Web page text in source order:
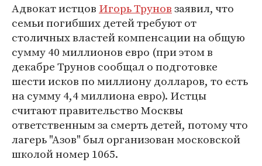
Адвокат истцов Игорь Труновзаявил, что
семьи погибших детей требуют от
столичных властей компенсации на общую
сумму 40 миллионов евро (при этом в
декабре Трунов сообщал о подготовке
шести исков по миллиону долларов, то есть
на сумму 4,4 миллиона евро). Истцы
считают правительство Москвы
ответственным за смерть детей, потому что
лагерь "Азов" был организован московской
школой номер 1065.